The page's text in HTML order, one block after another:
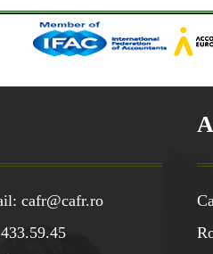
cafr@cafr.ro